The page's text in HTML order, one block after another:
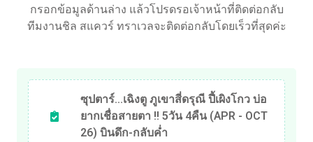
กรอกข้อมูลด้านล่าง แล้วโปรดรอเจ้าหน้าที่ติดต่อกลับ
ทีมงานชิล สแควร์ ทราเวลจะติดต่อกลับโดยเร็วที่สุดค่ะ
ซุปตาร์...เฉิงตู ภูเขาสี่ดรุณี ปี้เผิงโกว บ่อ
ยากเชื่อสายตา !! 5วัน 4คืน (APR - OCT
26) บินดึก-กลับค่ำ